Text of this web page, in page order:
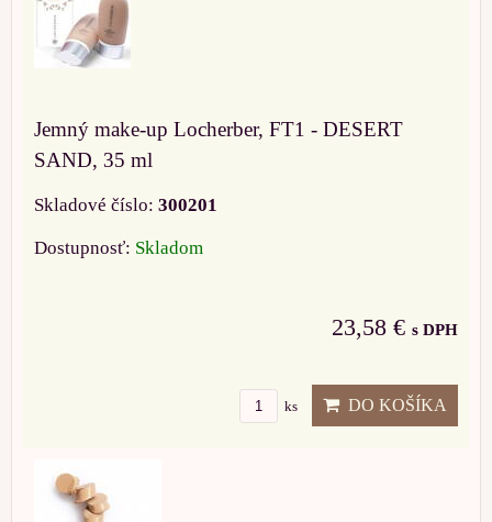
Jemný make-up Locherber, FT1 - DESERT
SAND, 35 ml
Skladové číslo: 300201
Dostupnosť: Skladom
23,58 € s DPH
ks DO KOŠÍKA